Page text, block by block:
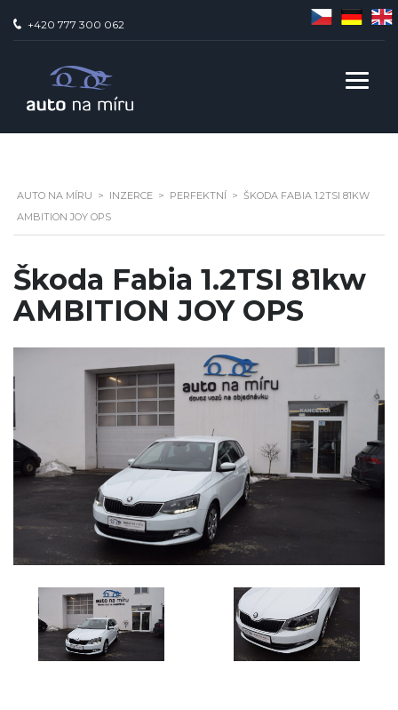
+420 777 300 062
AUTO NA MÍ­RU > INZERCE > PERFEKTNÍ > ŠKODA FABIA 1.2TSI 81KW
AMBITION JOY OPS
Škoda Fabia 1.2TSI 81kw
AMBITION JOY OPS